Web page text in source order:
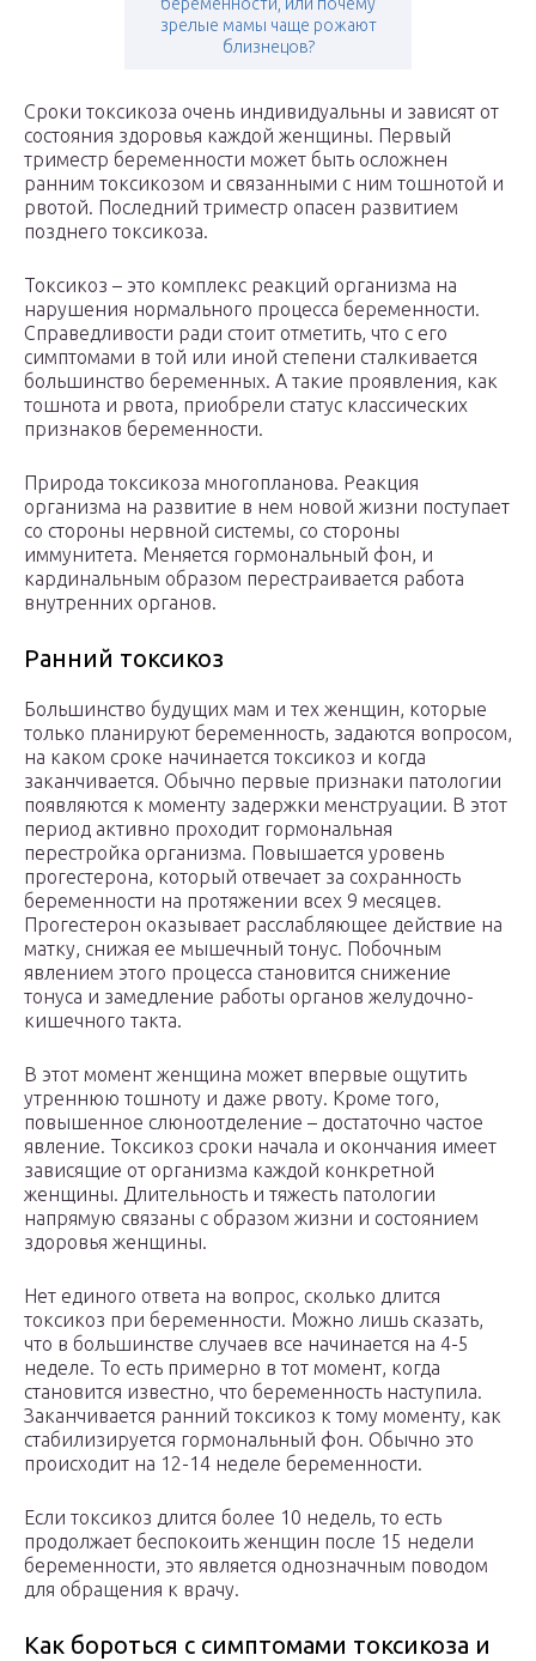
зрелые мамы чаще рожают
близнецов?
Сроки токсикоза очень индивидуальны и зависят от
состояния здоровья каждой женщины. Первый
триместр беременности может быть осложнен
ранним токсикозом и связанными с ним тошнотой и
рвотой. Последний триместр опасен развитием
позднего токсикоза.
Токсикоз – это комплекс реакций организма на
нарушения нормального процесса беременности.
Справедливости ради стоит отметить, что с его
симптомами в той или иной степени сталкивается
большинство беременных. А такие проявления, как
тошнота и рвота, приобрели статус классических
признаков беременности.
Природа токсикоза многопланова. Реакция
организма на развитие в нем новой жизни поступает
со стороны нервной системы, со стороны
иммунитета. Меняется гормональный фон, и
кардинальным образом перестраивается работа
внутренних органов.
Ранний токсикоз
Большинство будущих мам и тех женщин, которые
только планируют беременность, задаются вопросом,
на каком сроке начинается токсикоз и когда
заканчивается. Обычно первые признаки патологии
появляются к моменту задержки менструации. В этот
период активно проходит гормональная
перестройка организма. Повышается уровень
прогестерона, который отвечает за сохранность
беременности на протяжении всех 9 месяцев.
Прогестерон оказывает расслабляющее действие на
матку, снижая ее мышечный тонус. Побочным
явлением этого процесса становится снижение
тонуса и замедление работы органов желудочно-
кишечного такта.
В этот момент женщина может впервые ощутить
утреннюю тошноту и даже рвоту. Кроме того,
повышенное слюноотделение – достаточно частое
явление. Токсикоз сроки начала и окончания имеет
зависящие от организма каждой конкретной
женщины. Длительность и тяжесть патологии
напрямую связаны с образом жизни и состоянием
здоровья женщины.
Нет единого ответа на вопрос, сколько длится
токсикоз при беременности. Можно лишь сказать,
что в большинстве случаев все начинается на 4-5
неделе. То есть примерно в тот момент, когда
становится известно, что беременность наступила.
Заканчивается ранний токсикоз к тому моменту, как
стабилизируется гормональный фон. Обычно это
происходит на 12-14 неделе беременности.
Если токсикоз длится более 10 недель, то есть
продолжает беспокоить женщин после 15 недели
беременности, это является однозначным поводом
для обращения к врачу.
Как бороться с симптомами токсикоза и